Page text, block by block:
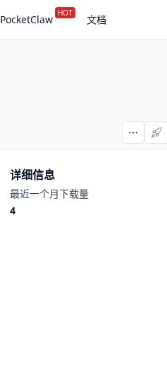
PocketClaw HOT 文档
详细信息
最近一个月下载量
4